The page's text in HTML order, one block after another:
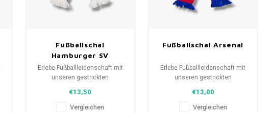
Fußballschal
Hamburger SV
Erlebe Fußballleidenschaft mit
unseren gestrickten
bis Spielernamen, jedes
erzählt eine Geschichte.
€13,50
Vergleichen
Fußballschal Arsenal
Erlebe Fußballleidenschaft mit
unseren gestrickten
bis Spielernamen, jedes
erzählt eine Geschichte.
€13,00
Vergleichen